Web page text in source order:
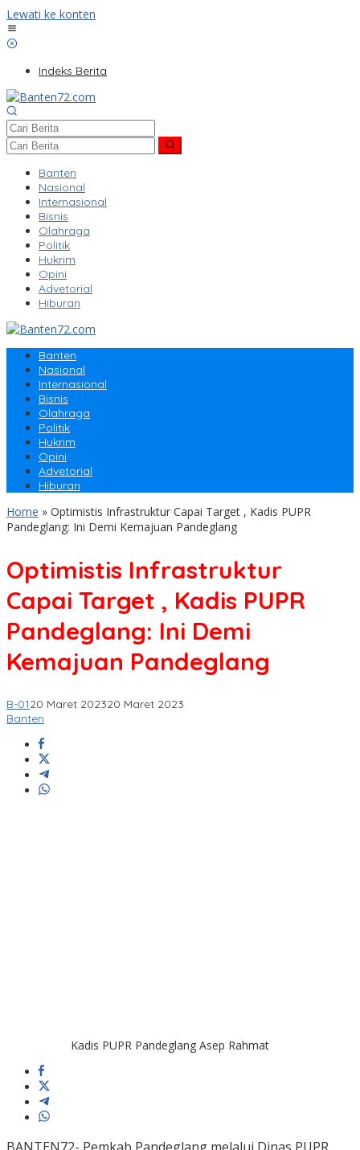
Lewati ke konten
Indeks Berita
Banten
Nasional
Internasional
Bisnis
Olahraga
Politik
Hukrim
Opini
Advetorial
Hiburan
Banten
Nasional
Internasional
Bisnis
Olahraga
Politik
Hukrim
Opini
Advetorial
Hiburan
Home » Optimistis Infrastruktur Capai Target , Kadis PUPR
Pandeglang: Ini Demi Kemajuan Pandeglang
Optimistis Infrastruktur
Capai Target , Kadis PUPR
Pandeglang: Ini Demi
Kemajuan Pandeglang
B-0120 Maret 202320 Maret 2023
Banten
Kadis PUPR Pandeglang Asep Rahmat